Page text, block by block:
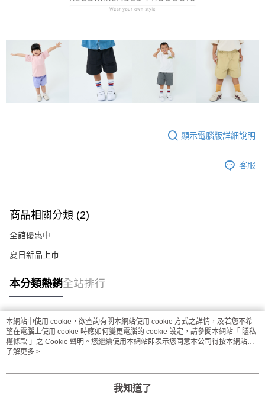
顯示電腦版詳細說明
客服
商品相關分類 (2)
全館優惠中
夏日新品上市
本分類熱銷全站排行
熱門標籤
本網站中使用 cookie，欲查詢有關本網站使用 cookie 方式之詳情，及若您不希
望在電腦上使用 cookie 時應如何變更電腦的 cookie 設定，請參閱本網站「 隱私
權條款 」之 Cookie 聲明。您繼續使用本網站即表示您同意本公司得按本網站使
用條款之 Cookie 聲明使用 cookie。
了解更多 >
我知道了